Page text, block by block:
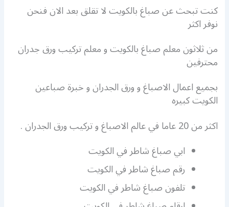
كنت تبحث عن صباغ بالكويت لا تقلق بعد الان فنحن
نوفر اكثر
من ثلاثون معلم صباغ بالكويت و معلم تركيب ورق جدران
محترفين
بجميع اعمال الاصباغ و ورق الجدران و خبرة صباعين
الكويت كبيره
اكثر من 20 عاما في عالم الاصباغ و تركيب ورق الجدران .
ابي صباغ شاطر في الكويت
رقم صباغ شاطر في الكويت
تلفون صباغ شاطر في الكويت